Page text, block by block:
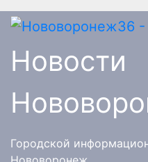
Перейти
Новости
Городской